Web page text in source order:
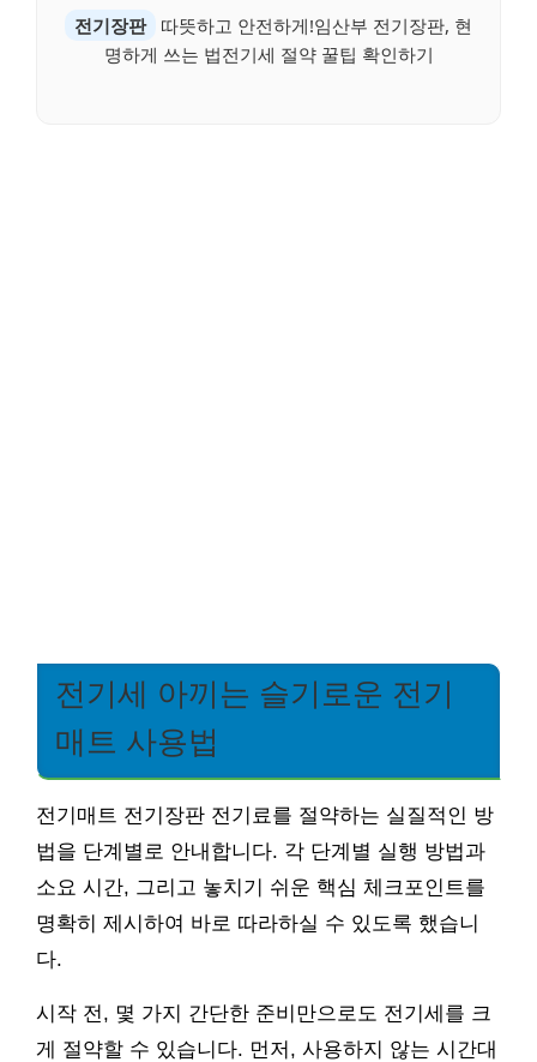
전기장판
따뜻하고 안전하게!임산부 전기장판, 현
명하게 쓰는 법전기세 절약 꿀팁 확인하기
전기세 아끼는 슬기로운 전기
매트 사용법
전기매트 전기장판 전기료를 절약하는 실질적인 방
법을 단계별로 안내합니다. 각 단계별 실행 방법과
소요 시간, 그리고 놓치기 쉬운 핵심 체크포인트를
명확히 제시하여 바로 따라하실 수 있도록 했습니
다.
시작 전, 몇 가지 간단한 준비만으로도 전기세를 크
게 절약할 수 있습니다. 먼저, 사용하지 않는 시간대